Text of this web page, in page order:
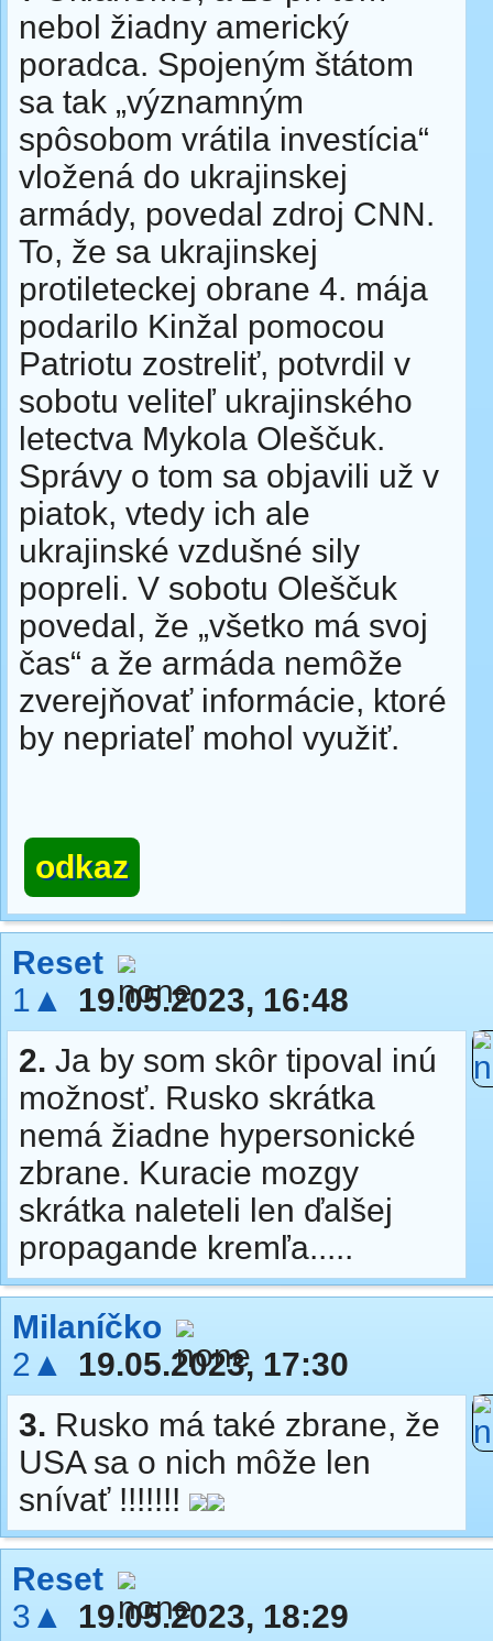
nebol žiadny americký
poradca. Spojeným štátom
sa tak „významným
spôsobom vrátila investícia“
vložená do ukrajinskej
armády, povedal zdroj CNN.
To, že sa ukrajinskej
protileteckej obrane 4. mája
podarilo Kinžal pomocou
Patriotu zostreliť, potvrdil v
sobotu veliteľ ukrajinského
letectva Mykola Oleščuk.
Správy o tom sa objavili už v
piatok, vtedy ich ale
ukrajinské vzdušné sily
popreli. V sobotu Oleščuk
povedal, že „všetko má svoj
čas“ a že armáda nemôže
zverejňovať informácie, ktoré
by nepriateľ mohol využiť.
odkaz
Reset
1▲
19.05.2023, 16:48
2. Ja by som skôr tipoval inú
možnosť. Rusko skrátka
nemá žiadne hypersonické
zbrane. Kuracie mozgy
skrátka naleteli len ďalšej
propagande kremľa.....
Milaníčko
2▲
19.05.2023, 17:30
3. Rusko má také zbrane, že
USA sa o nich môže len
snívať !!!!!!!
Reset
3▲
19.05.2023, 18:29